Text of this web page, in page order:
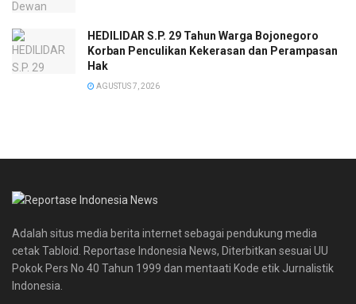
HEDILIDAR S.P. 29 Tahun Warga Bojonegoro
Korban Penculikan Kekerasan dan Perampasan
Hak
AGUSTUS 7, 2026
Adalah situs media berita internet sebagai pendukung media
cetak Tabloid. Reportase Indonesia News, Diterbitkan sesuai UU
Pokok Pers No 40 Tahun 1999 dan mentaati Kode etik Jurnalistik
Indonesia.